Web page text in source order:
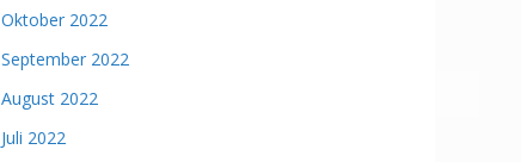
Oktober 2022
September 2022
August 2022
Juli 2022